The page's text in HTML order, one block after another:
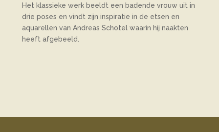
Het klassieke werk beeldt een badende vrouw uit in
drie poses en vindt zijn inspiratie in de etsen en
aquarellen van Andreas Schotel waarin hij naakten
heeft afgebeeld.